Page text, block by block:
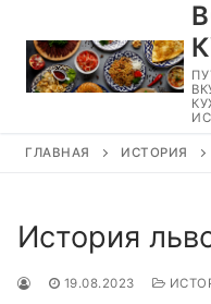
содержимому
ГЛАВНАЯ ИСТОРИЯ
История
19.08.2023